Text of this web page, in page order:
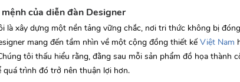
của diễn đàn Designer
là xây dựng một nền tảng vững chắc, nơi tri thức không bị
mang đến tầm nhìn về một cộng đồng thiết kế Việt Nam
tôi thấu hiểu rằng, đằng sau mỗi sản phẩm đồ họa thành
quá trình đó trở nên thuận lợi hơn.